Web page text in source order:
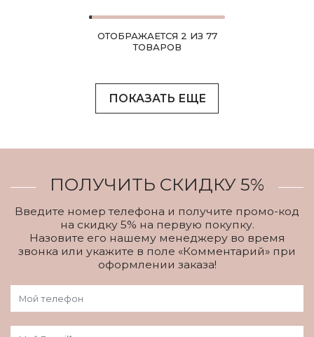
ОТОБРАЖАЕТСЯ 2 ИЗ 77
ТОВАРОВ
ПОКАЗАТЬ ЕЩЕ
ПОЛУЧИТЬ СКИДКУ 5%
Введите номер телефона и получите промо-код
на скидку 5% на первую покупку.
Назовите его нашему менеджеру во время
звонка или укажите в поле «Комментарий» при
оформлении заказа!